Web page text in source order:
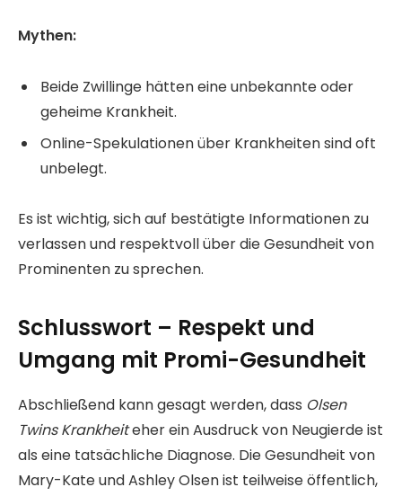
Mythen:
Beide Zwillinge hätten eine unbekannte oder
geheime Krankheit.
Online-Spekulationen über Krankheiten sind oft
unbelegt.
Es ist wichtig, sich auf bestätigte Informationen zu
verlassen und respektvoll über die Gesundheit von
Prominenten zu sprechen.
Schlusswort – Respekt und
Umgang mit Promi-Gesundheit
Abschließend kann gesagt werden, dass Olsen
Twins Krankheiteher ein Ausdruck von Neugierde ist
als eine tatsächliche Diagnose. Die Gesundheit von
Mary-Kate und Ashley Olsen ist teilweise öffentlich,